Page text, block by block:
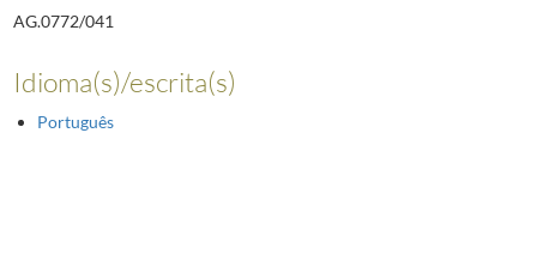
AG.0772/041
Idioma(s)/escrita(s)
Português